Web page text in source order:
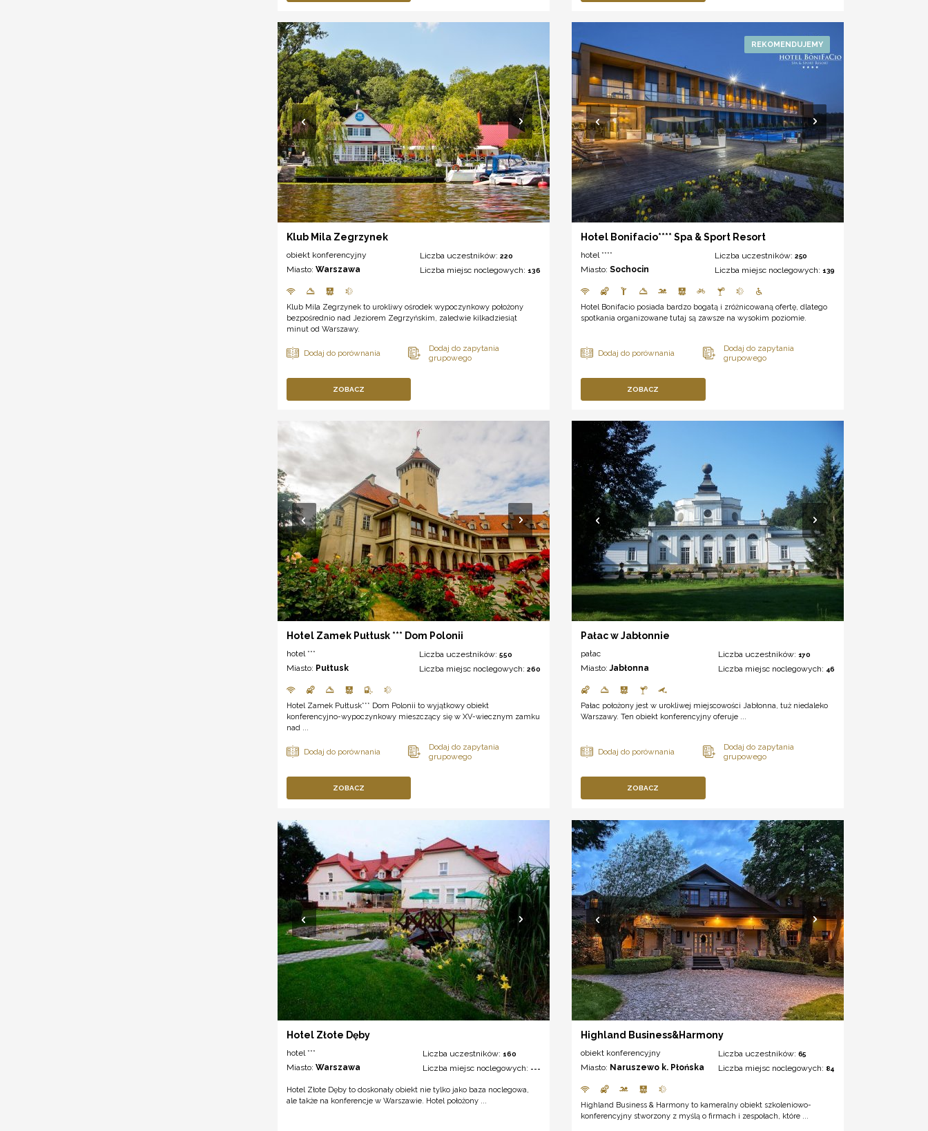
Klub Mila Zegrzynek
obiekt konferencyjny
Miasto: Warszawa
Liczba uczestników:220
Liczba miejsc noclegowych:136
Klub Mila Zegrzynek to urokliwy ośrodek wypoczynkowy położony
bezpośrednio nad Jeziorem Zegrzyńskim, zaledwie kilkadziesiąt
minut od Warszawy.
ZOBACZ
Hotel Bonifacio**** Spa & Sport Resort
hotel ****
Miasto:Sochocin
Liczba uczestników: 250
Liczba miejsc noclegowych: 139
Hotel Bonifacio posiada bardzo bogatą i zróżnicowaną ofertę, dlatego
spotkania organizowane tutaj są zawsze na wysokim poziomie.
ZOBACZ
Hotel Zamek Pułtusk *** Dom Polonii
hotel ***
Miasto: Pułtusk
Liczba uczestników:550
Liczba miejsc noclegowych:260
Hotel Zamek Pułtusk*** Dom Polonii to wyjątkowy obiekt
konferencyjno-wypoczynkowy mieszczący się w XV-wiecznym zamku
nad ...
ZOBACZ
Pałac w Jabłonnie
pałac
Miasto:Jabłonna
Liczba uczestników: 170
Liczba miejsc noclegowych: 46
Pałac położony jest w urokliwej miejscowości Jabłonna, tuż niedaleko
Warszawy. Ten obiekt konferencyjny oferuje ...
ZOBACZ
Hotel Złote Dęby
hotel ***
Miasto: Warszawa
Liczba uczestników:160
Liczba miejsc noclegowych: ---
Hotel Złote Dęby to doskonały obiekt nie tylko jako baza noclegowa,
ale także na konferencje w Warszawie. Hotel położony ...
Highland Business&Harmony
obiekt konferencyjny
Miasto: Naruszewo k. Płońska
Liczba uczestników: 65
Liczba miejsc noclegowych: 84
Highland Business & Harmony to kameralny obiekt szkoleniowo-
konferencyjny stworzony z myślą o firmach i zespołach, które ...